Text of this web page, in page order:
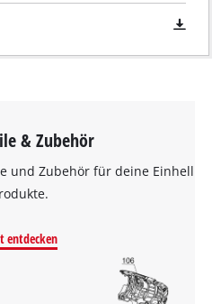
& Zubehör
und Zubehör für deine Einhell
entdecken